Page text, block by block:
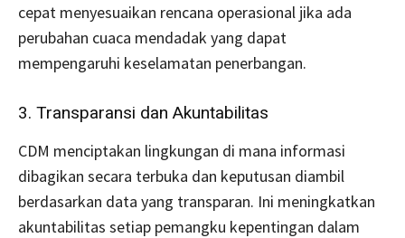
cepat menyesuaikan rencana operasional jika ada
perubahan cuaca mendadak yang dapat
mempengaruhi keselamatan penerbangan.
3. Transparansi dan Akuntabilitas
CDM menciptakan lingkungan di mana informasi
dibagikan secara terbuka dan keputusan diambil
berdasarkan data yang transparan. Ini meningkatkan
akuntabilitas setiap pemangku kepentingan dalam